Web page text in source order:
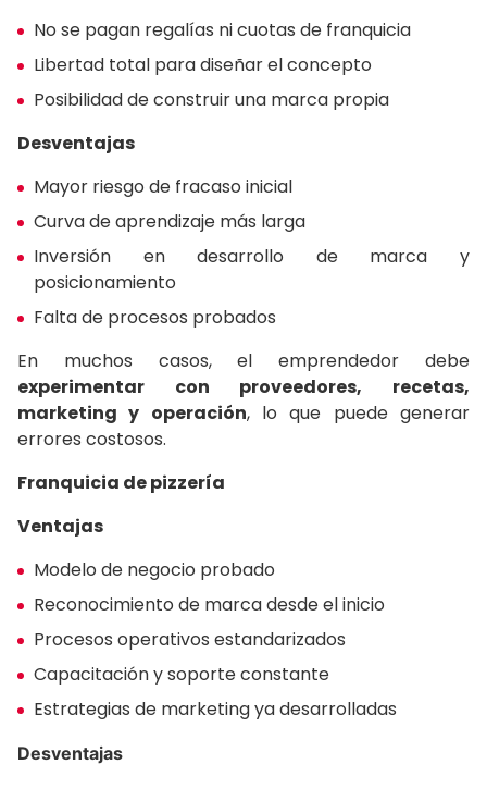
No se pagan regalías ni cuotas de franquicia
Libertad total para diseñar el concepto
Posibilidad de construir una marca propia
Desventajas
Mayor riesgo de fracaso inicial
Curva de aprendizaje más larga
Inversión en desarrollo de marca y
posicionamiento
Falta de procesos probados
En muchos casos, el emprendedor debe
experimentar con proveedores, recetas,
marketing y operación, lo que puede generar
errores costosos.
Franquicia de pizzería
Ventajas
Modelo de negocio probado
Reconocimiento de marca desde el inicio
Procesos operativos estandarizados
Capacitación y soporte constante
Estrategias de marketing ya desarrolladas
Desventajas